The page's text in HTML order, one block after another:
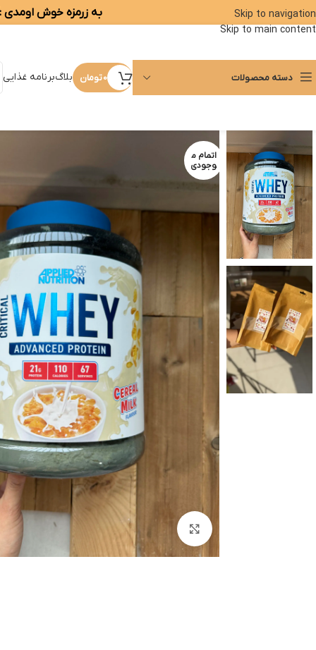
Skip to navigation
Skip to main content
به زرمزه خوش اومدی
دسته محصولات 0تومان بلاگبرنامه غذایی
اتمام م
وجودی
بزرگنمایی تصویر